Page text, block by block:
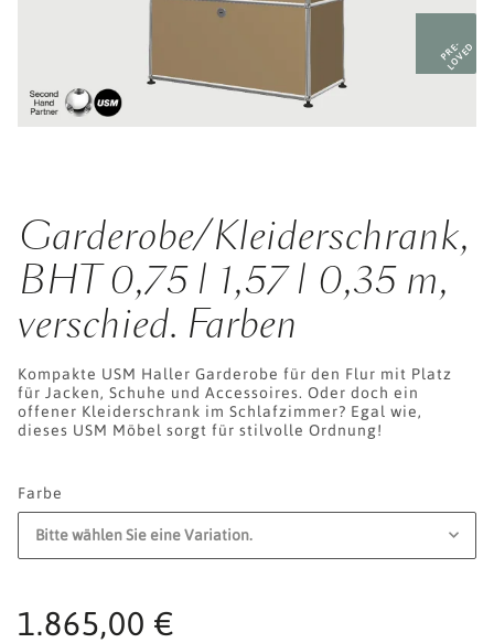
PRE-
LOVED
Garderobe/Kleiderschrank,
BHT 0,75 | 1,57 | 0,35 m,
verschied. Farben
Kompakte USM Haller Garderobe für den Flur mit Platz
für Jacken, Schuhe und Accessoires. Oder doch ein
offener Kleiderschrank im Schlafzimmer? Egal wie,
dieses USM Möbel sorgt für stilvolle Ordnung!
Farbe
Bitte wählen Sie eine Variation.
1.865,00 €